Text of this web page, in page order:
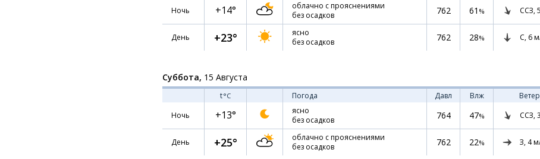
Ночь
+14°
облачно с прояснениями
без осадков
762 61 % ССЗ, 5
День +23°
ясно
без осадков
762 28% С, 6
Суббота, 15 Августа
t°C Погода Давл Влж
Ветер
Ночь
+13°
ясно
без осадков
764 47% ССЗ, 3
День +25°
облачно с прояснениями
без осадков
762 22% З, 4